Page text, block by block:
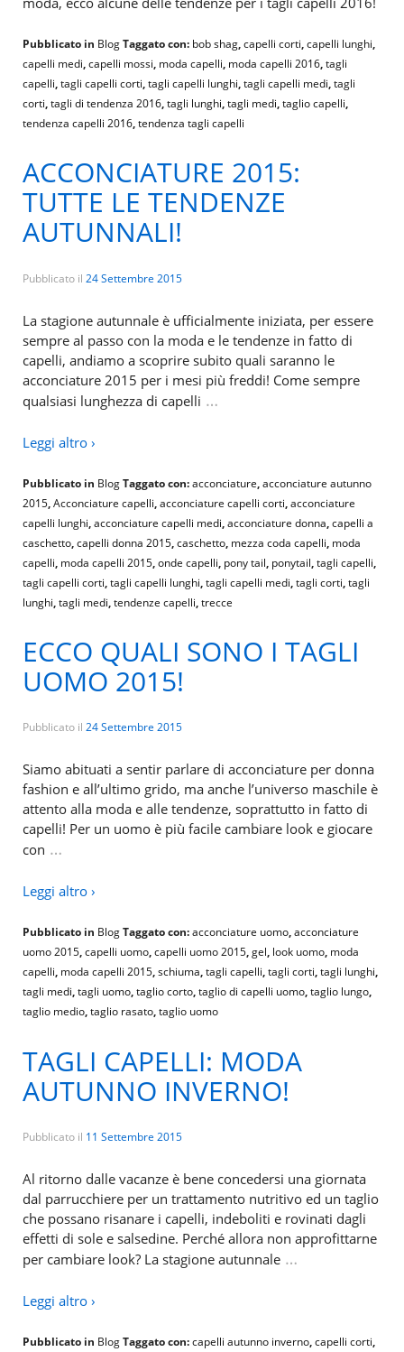
Pubblicato in BlogTaggato con: bob shag,capelli corti,capelli lunghi,
capelli medi,capelli mossi, moda capelli, moda capelli 2016,tagli
capelli,tagli capelli corti,tagli capelli lunghi,tagli capelli medi,tagli
corti,tagli di tendenza 2016,tagli lunghi,tagli medi,taglio capelli,
tendenza capelli 2016,tendenza tagli capelli
ACCONCIATURE 2015:
TUTTE LE TENDENZE
AUTUNNALI!
Pubblicato il 24 Settembre 2015
La stagione autunnale è ufficialmente iniziata, per essere
sempre al passo con la moda e le tendenze in fatto di
capelli, andiamo a scoprire subito quali saranno le
acconciature 2015 per i mesi più freddi! Come sempre
qualsiasi lunghezza di capelli …
Leggi altro ›
Pubblicato in BlogTaggato con:acconciature,acconciature autunno
2015,Acconciature capelli,acconciature capelli corti,acconciature
capelli lunghi,acconciature capelli medi,acconciature donna,capelli a
caschetto,capelli donna 2015,caschetto, mezza coda capelli, moda
capelli, moda capelli 2015,onde capelli, pony tail, ponytail,tagli capelli,
tagli capelli corti,tagli capelli lunghi,tagli capelli medi,tagli corti,tagli
lunghi,tagli medi,tendenze capelli,trecce
ECCO QUALI SONO I TAGLI
UOMO 2015!
Pubblicato il 24 Settembre 2015
Siamo abituati a sentir parlare di acconciature per donna
fashion e all’ultimo grido, ma anche l’universo maschile è
attento alla moda e alle tendenze, soprattutto in fatto di
capelli! Per un uomo è più facile cambiare look e giocare
con …
Leggi altro ›
Pubblicato in BlogTaggato con:acconciature uomo,acconciature
uomo 2015,capelli uomo,capelli uomo 2015,gel, look uomo, moda
capelli, moda capelli 2015,schiuma,tagli capelli,tagli corti,tagli lunghi,
tagli medi,tagli uomo,taglio corto,taglio di capelli uomo,taglio lungo,
taglio medio,taglio rasato,taglio uomo
TAGLI CAPELLI: MODA
AUTUNNO INVERNO!
Pubblicato il 11 Settembre 2015
Al ritorno dalle vacanze è bene concedersi una giornata
dal parrucchiere per un trattamento nutritivo ed un taglio
che possano risanare i capelli, indeboliti e rovinati dagli
effetti di sole e salsedine. Perché allora non approfittarne
per cambiare look? La stagione autunnale …
Leggi altro ›
Pubblicato in BlogTaggato con:capelli autunno inverno,capelli corti,